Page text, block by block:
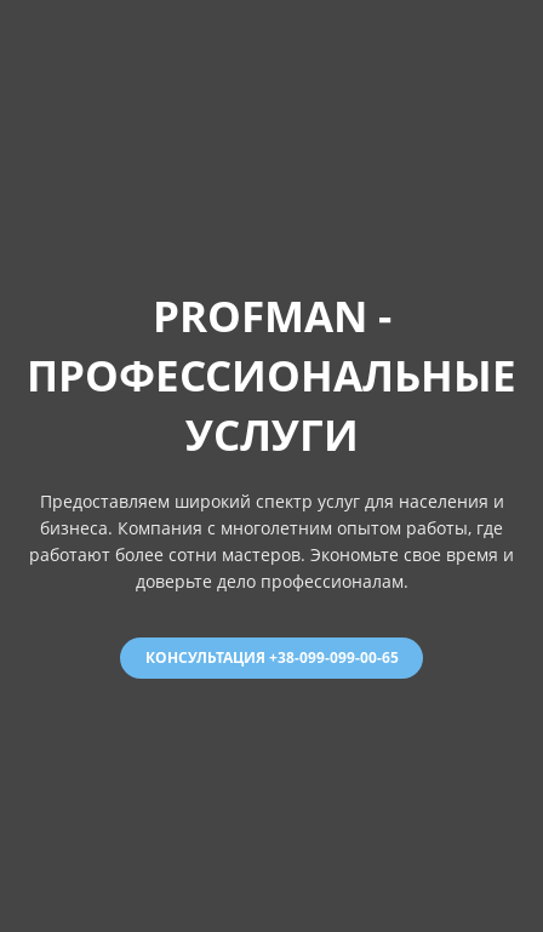
PROFMAN -
ПРОФЕССИОНАЛЬНЫЕ
УСЛУГИ
Предоставляем широкий спектр услуг для населения и
бизнеса. Компания с многолетним опытом работы, где
работают более сотни мастеров. Экономьте свое время и
доверьте дело профессионалам.
КОНСУЛЬТАЦИЯ +38-099-099-00-65